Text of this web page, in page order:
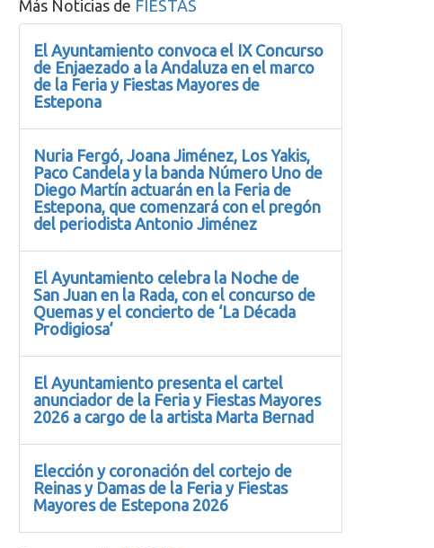
Más Noticias de FIESTAS
El Ayuntamiento convoca el IX Concurso
de Enjaezado a la Andaluza en el marco
de la Feria y Fiestas Mayores de
Estepona
Nuria Fergó, Joana Jiménez, Los Yakis,
Paco Candela y la banda Número Uno de
Diego Martín actuarán en la Feria de
Estepona, que comenzará con el pregón
del periodista Antonio Jiménez
El Ayuntamiento celebra la Noche de
San Juan en la Rada, con el concurso de
Quemas y el concierto de ‘La Década
Prodigiosa’
El Ayuntamiento presenta el cartel
anunciador de la Feria y Fiestas Mayores
2026 a cargo de la artista Marta Bernad
Elección y coronación del cortejo de
Reinas y Damas de la Feria y Fiestas
Mayores de Estepona 2026